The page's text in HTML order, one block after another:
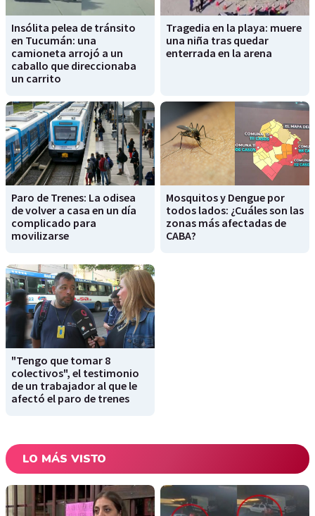
Insólita pelea de tránsito
en Tucumán: una
camioneta arrojó a un
caballo que direccionaba
un carrito
Tragedia en la playa: muere
una niña tras quedar
enterrada en la arena
Paro de Trenes: La odisea
de volver a casa en un día
complicado para
movilizarse
Mosquitos y Dengue por
todos lados: ¿Cuáles son las
zonas más afectadas de
CABA?
"Tengo que tomar 8
colectivos", el testimonio
de un trabajador al que le
afectó el paro de trenes
LO MÁS VISTO